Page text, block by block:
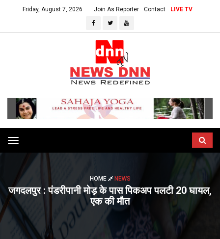
Friday, August 7, 2026 Join As Reporter Contact LIVE TV
Toggle
navigation
HOME NEWS
जगदलपुर : पंडरीपानी मोड़ के पास पिकअप पलटी 20 घायल,
एक की मौत